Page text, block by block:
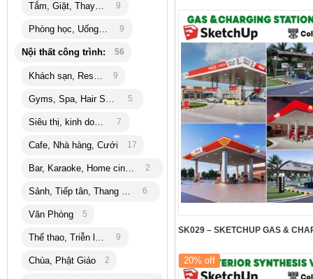
20% off
Tắm, Giặt, Thay đồ 9
Phòng học, Uống trà 9
Nội thất công trình: 56
Khách sạn, Resort 9
Gyms, Spa, Hair Salon 5
Siêu thị, kinh doanh 7
Cafe, Nhà hàng, Cưới 17
Bar, Karaoke, Home cinema 2
Sảnh, Tiếp tân, Thang máy 6
Văn Phòng 5
Thể thao, Triễn lãm 9
Chùa, Phật Giáo 2